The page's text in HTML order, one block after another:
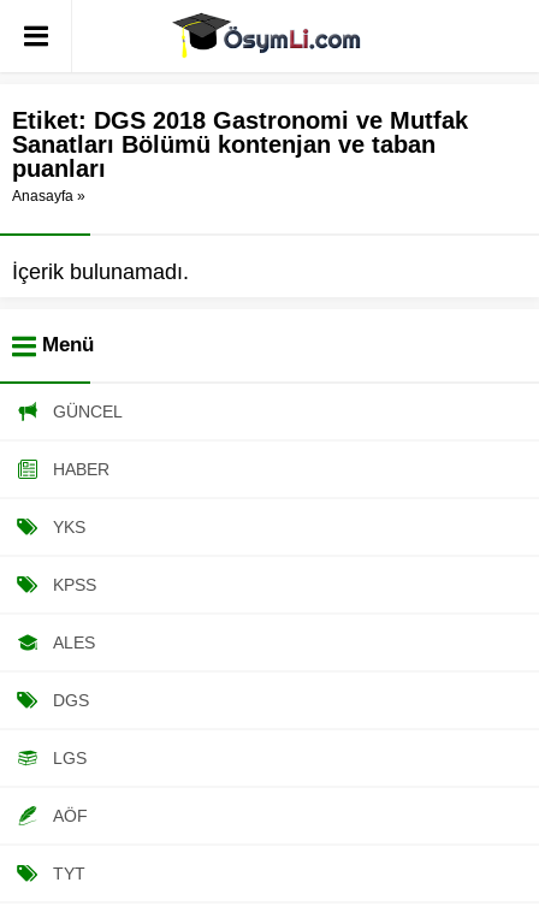
Etiket: DGS 2018 Gastronomi ve Mutfak
Sanatları Bölümü kontenjan ve taban
puanları
Anasayfa »
İçerik bulunamadı.
Menü
GÜNCEL
HABER
YKS
KPSS
ALES
DGS
LGS
AÖF
TYT